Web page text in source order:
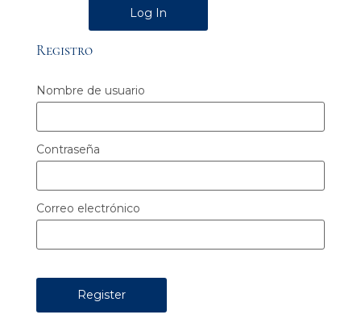
Alternative:
Registro
Nombre de usuario
Contraseña
Correo electrónico